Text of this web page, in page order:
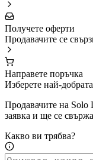
Получете оферти
Продавачите се
Направете поръчка
Изберете най-добрата
Продавачите на Solo
заявка и ще се
Какво ви трябва?